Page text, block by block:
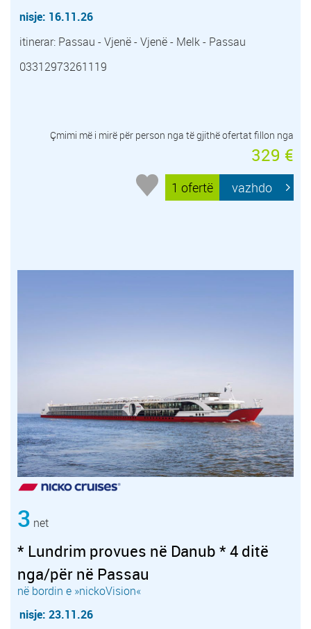
nisje: 16.11.26
itinerar: Passau - Vjenë - Vjenë - Melk - Passau
03312973261119
Çmimi më i mirë për person nga të gjithë ofertat fillon nga
329 €
1 ofertë vazhdo
3 net
* Lundrim provues në Danub * 4 ditë
nga/për në Passau
në bordin e »nickoVision«
nisje: 23.11.26